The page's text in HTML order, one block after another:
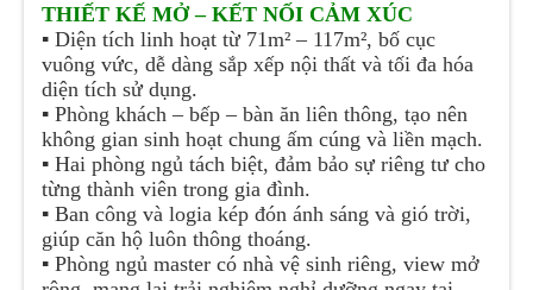
THIẾT KẾ MỞ – KẾT NỐI CẢM XÚC
▪️Diện tích linh hoạt từ 71m² – 117m², bố cục
vuông vức, dễ dàng sắp xếp nội thất và tối đa hóa
diện tích sử dụng.
▪️Phòng khách – bếp – bàn ăn liên thông, tạo nên
không gian sinh hoạt chung ấm cúng và liền mạch.
▪️Hai phòng ngủ tách biệt, đảm bảo sự riêng tư cho
từng thành viên trong gia đình.
▪️Ban công và logia kép đón ánh sáng và gió trời,
giúp căn hộ luôn thông thoáng.
▪️Phòng ngủ master có nhà vệ sinh riêng, view mở